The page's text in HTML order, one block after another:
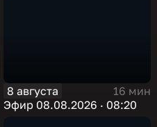
8 августа
16 мин
Эфир 08.08.2026 · 08:20